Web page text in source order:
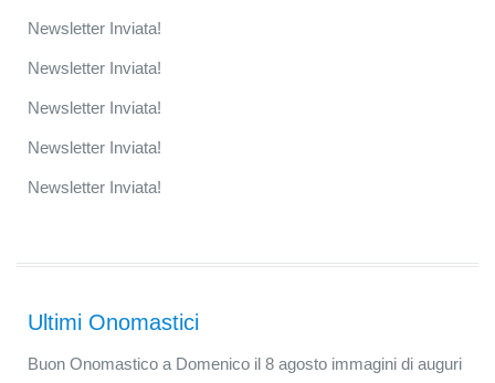
Newsletter Inviata!
Newsletter Inviata!
Newsletter Inviata!
Newsletter Inviata!
Newsletter Inviata!
Ultimi Onomastici
Buon Onomastico a Domenico il 8 agosto immagini di auguri